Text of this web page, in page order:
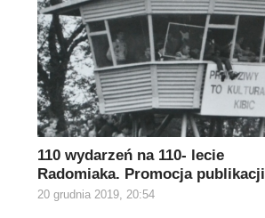
110 wydarzeń na 110- lecie
Radomiaka. Promocja publikacji
20 grudnia 2019, 20:54